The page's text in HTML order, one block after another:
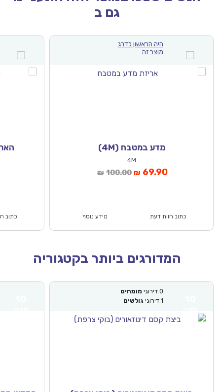
גם ב
היה הראשון לדרג
מוצר זה
מדע במטבח (4M)
4M
₪ 100.00המחיר
₪ 69.90המחיר
כתוב חוות דעת מידע נוסף כתוב
המדורגים ביותר בקטגוריה
0 דירוגי מומחים
1 דירוגי גולשים